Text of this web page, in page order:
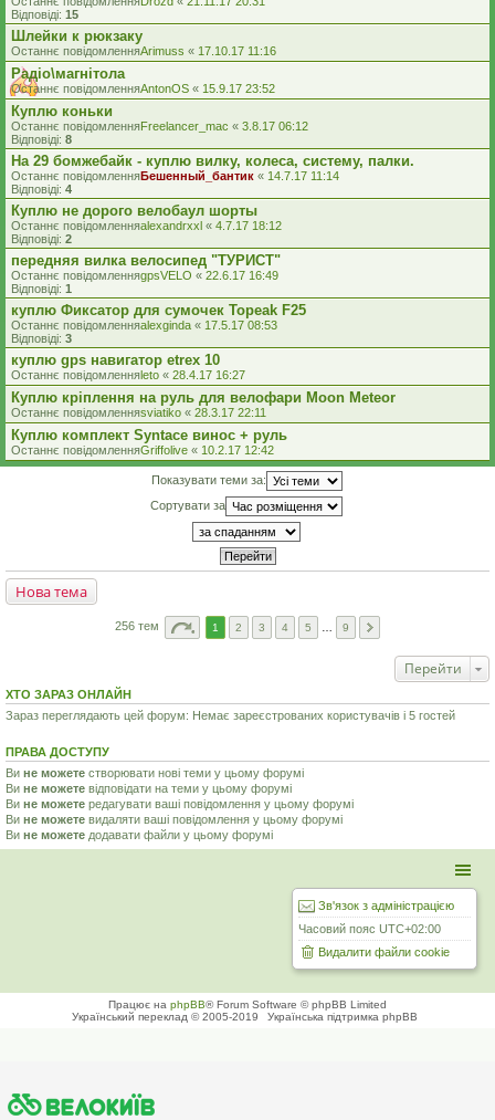
Відповіді: 15
Шлейки к рюкзаку
Останнє повідомленняArimuss « 17.10.17 11:16
Радіо\магнітола
Останнє повідомленняAntonOS « 15.9.17 23:52
Куплю коньки
Останнє повідомленняFreelancer_mac « 3.8.17 06:12
Відповіді: 8
На 29 бомжебайк - куплю вилку, колеса, систему, палки.
Останнє повідомленняБешенный_бантик « 14.7.17 11:14
Відповіді: 4
Куплю не дорого велобаул шорты
Останнє повідомленняalexandrxxl « 4.7.17 18:12
Відповіді: 2
передняя вилка велосипед "ТУРИСТ"
Останнє повідомленняgpsVELO « 22.6.17 16:49
Відповіді: 1
куплю Фиксатор для сумочек Topeak F25
Останнє повідомленняalexginda « 17.5.17 08:53
Відповіді: 3
куплю gps навигатор etrex 10
Останнє повідомленняleto « 28.4.17 16:27
Куплю кріплення на руль для велофари Moon Meteor
Останнє повідомленняsviatiko « 28.3.17 22:11
Куплю комплект Syntace винос + руль
Останнє повідомленняGriffolive « 10.2.17 12:42
Показувати теми за:
Сортувати за
Нова тема
256 тем 1 2 3 4 5 9
Перейти
ХТО ЗАРАЗ ОНЛАЙН
Зараз переглядають цей форум: Немає зареєстрованих користувачів і 5 гостей
ПРАВА ДОСТУПУ
Ви не можете створювати нові теми у цьому форумі
Ви не можете відповідати на теми у цьому форумі
Ви не можете редагувати ваші повідомлення у цьому форумі
Ви не можете видаляти ваші повідомлення у цьому форумі
Ви не можете додавати файли у цьому форумі
Зв'язок з адміністрацією
Часовий пояс UTC+02:00
Видалити файли cookie
Працює на phpBB® Forum Software © phpBB Limited
Український переклад © 2005-2019
Українська підтримка phpBB